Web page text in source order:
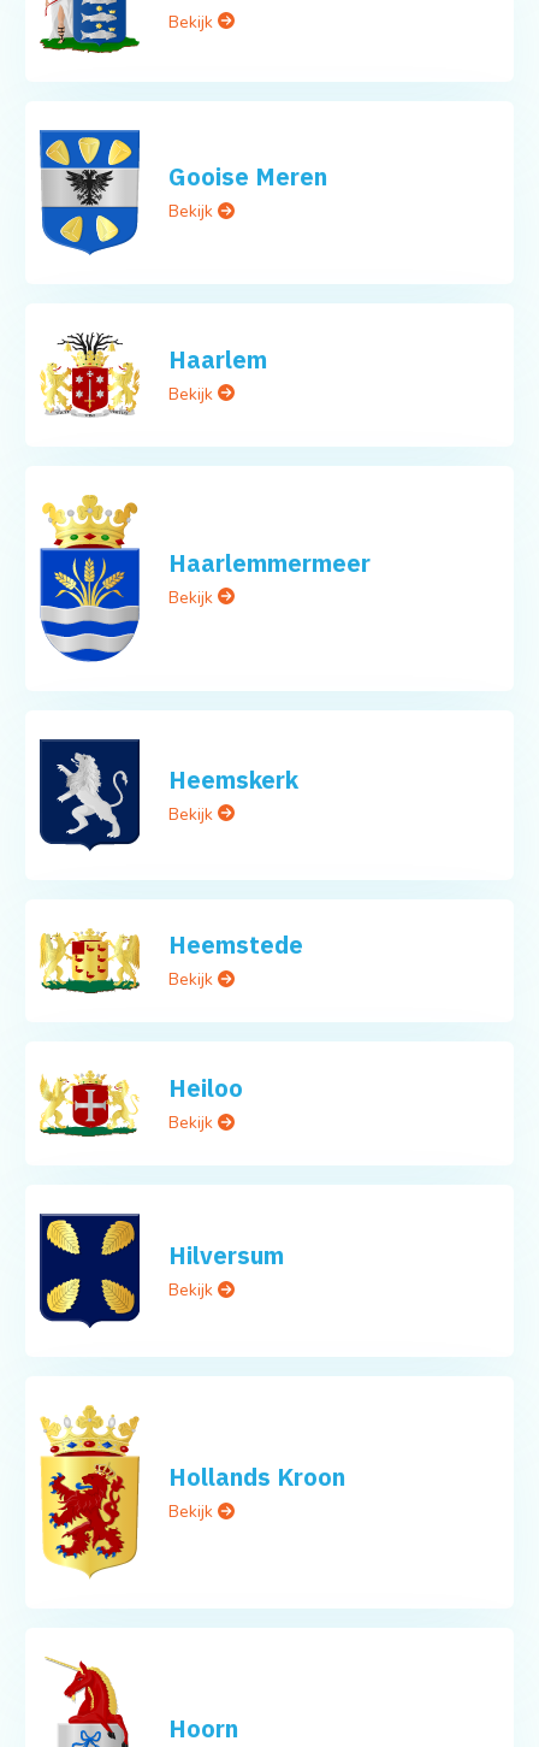
Bekijk
Gooise Meren
Bekijk
Haarlem
Bekijk
Haarlemmermeer
Bekijk
Heemskerk
Bekijk
Heemstede
Bekijk
Heiloo
Bekijk
Hilversum
Bekijk
Hollands Kroon
Bekijk
Hoorn